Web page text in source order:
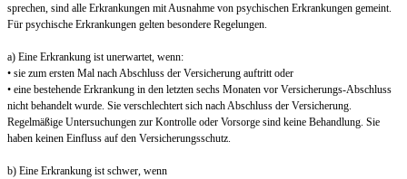
sprechen, sind alle Erkrankungen mit Ausnahme von psychischen Erkrankungen gemeint.
Für psychische Erkrankungen gelten besondere Regelungen.
a) Eine Erkrankung ist unerwartet, wenn:
• sie zum ersten Mal nach Abschluss der Versicherung auftritt oder
• eine bestehende Erkrankung in den letzten sechs Monaten vor Versicherungs-Abschluss
nicht behandelt wurde. Sie verschlechtert sich nach Abschluss der Versicherung.
Regelmäßige Untersuchungen zur Kontrolle oder Vorsorge sind keine Behandlung. Sie
haben keinen Einfluss auf den Versicherungsschutz.
b) Eine Erkrankung ist schwer, wenn